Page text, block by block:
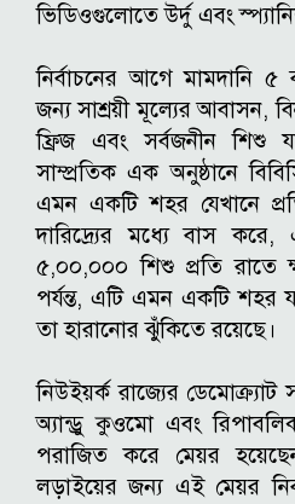
ভিডিওগুলোতে উর্দু এবং
নির্বাচনের আগে মামদানি
জন্য সাশ্রয়ী মূল্যের আবাসন,
ফ্রিজ এবং সর্বজনীন শিশু
সাম্প্রতিক এক অনুষ্ঠানে
এমন একটি শহর যেখানে
দারিদ্র্যের মধ্যে বাস
৫,০০,০০০ শিশু প্রতি রাতে
পর্যন্ত, এটি এমন একটি শহর
তা হারানোর ঝুঁকিতে রয়েছে।
নিউইয়র্ক রাজ্যের ডেমোক্র্যাট
অ্যান্ড্রু কুওমো এবং
পরাজিত করে মেয়র
লড়াইয়ের জন্য এই মেয়র